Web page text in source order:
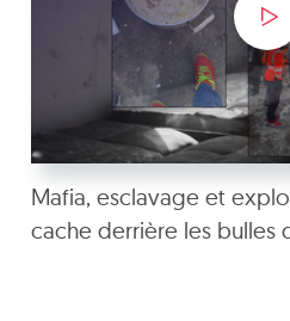
Mafia, esclavage et
cache derrière les bulles